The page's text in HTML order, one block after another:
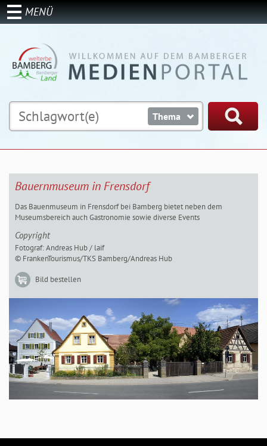
Thema
MENÜ
Bauernmuseum in Frensdorf
Das Bauenmuseum in Frensdorf bei Bamberg bietet neben dem
Museumsbereich auch Gastronomie sowie diverse Events
Copyright
Fotograf: Andreas Hub / laif
© FrankenTourismus/TKS Bamberg/Andreas Hub
Bild bestellen